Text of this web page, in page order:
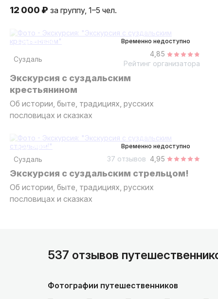
12 000 ₽ за группу, 1–5 чел.
Временно недоступно
2 часа
пешком
групповая
Суздаль
4,85
Рейтинг организатора
Экскурсия с суздальским
крестьянином
Об истории, быте, традициях, русских
пословицах и сказках
Временно недоступно
2 часа
пешком
групповая
Суздаль
4,95
37 отзывов
Экскурсия с суздальским стрельцом!
Об истории, быте, традициях, русских
пословицах и сказках
537 отзывов
Фотографии путешественников